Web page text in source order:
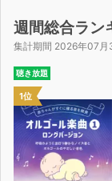
週間総合ラン
集計期間 2026年07
聴き放題
1位